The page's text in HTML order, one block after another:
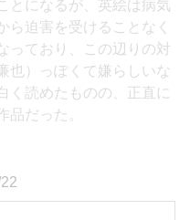
とになるが、英絵は病気
ら迫害を受けることなく
っており、この辺りの対
也）っぽくて嫌らしいな
く読めたものの、正直に
品だった。